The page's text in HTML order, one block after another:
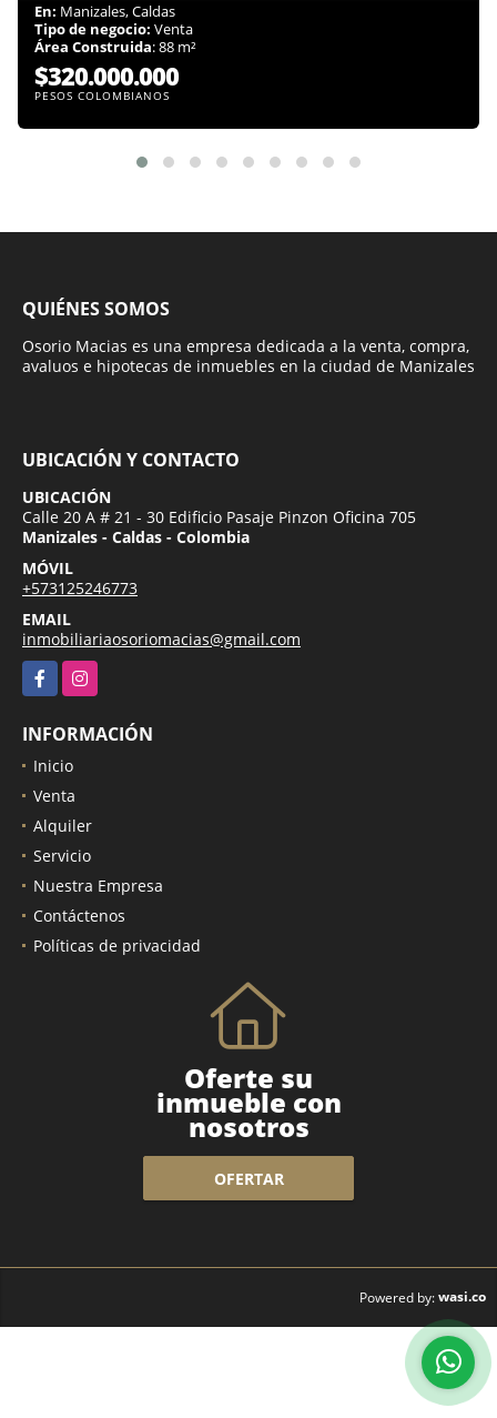
En: Manizales, Caldas
Tipo de negocio: Venta
Área Construida: 88 m²
$320.000.000
PESOS COLOMBIANOS
QUIÉNES SOMOS
Osorio Macias es una empresa dedicada a la venta, compra,
avaluos e hipotecas de inmuebles en la ciudad de Manizales
UBICACIÓN Y CONTACTO
UBICACIÓN
Calle 20 A # 21 - 30 Edificio Pasaje Pinzon Oficina 705
Manizales - Caldas - Colombia
MÓVIL
+573125246773
EMAIL
inmobiliariaosoriomacias@gmail.com
FacebookInstagram
INFORMACIÓN
Inicio
Venta
Alquiler
Servicio
Nuestra Empresa
Contáctenos
Políticas de privacidad
Oferte su
inmueble con
nosotros
OFERTAR
Powered by:wasi.co